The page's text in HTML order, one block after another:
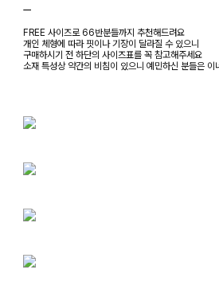
ㅡ
FREE 사이즈로 66반분들까지 추천해드려요
개인 체형에 따라 핏이나 기장이 달라질 수 있으니
구매하시기 전 하단의 사이즈표를 꼭 참고해주세요
소재 특성상 약간의 비침이 있으니 예민하신 분들은 이